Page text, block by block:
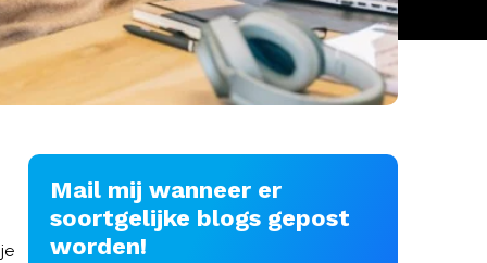
Mail mij wanneer er
soortgelijke blogs gepost
worden!